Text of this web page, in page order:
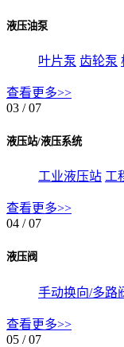
液压油泵
叶片泵 齿轮泵
查看更多>>
03 / 07
液压站/液压系统
工业液压站 工
查看更多>>
04 / 07
液压阀
手动换向/多路
查看更多>>
05 / 07